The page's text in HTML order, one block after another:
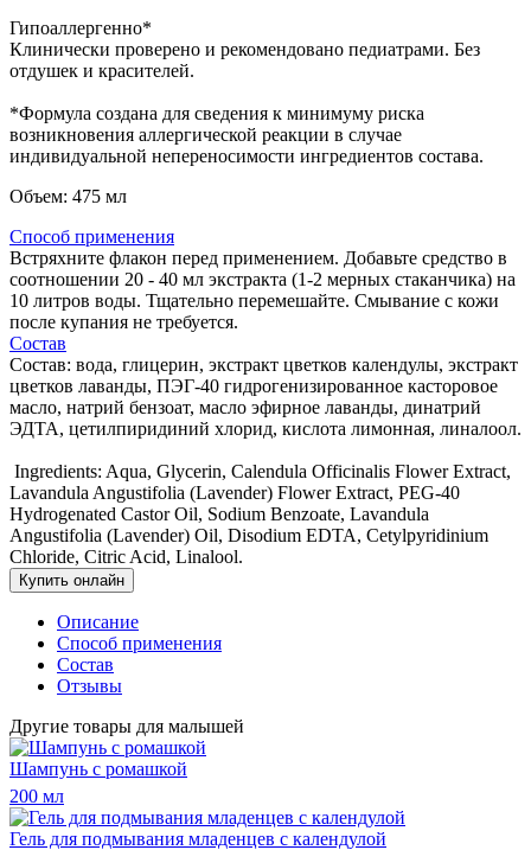
Гипоаллергенно*
Клинически проверено и рекомендовано педиатрами. Без
отдушек и красителей.
*Формула создана для сведения к минимуму риска
возникновения аллергической реакции в случае
индивидуальной непереносимости ингредиентов состава.
Объем: 475 мл
Способ применения
Встряхните флакон перед применением. Добавьте средство в
соотношении 20 - 40 мл экстракта (1-2 мерных стаканчика) на
10 литров воды. Тщательно перемешайте. Смывание с кожи
после купания не требуется.
Состав
Состав: вода, глицерин, экстракт цветков календулы, экстракт
цветков лаванды, ПЭГ-40 гидрогенизированное касторовое
масло, натрий бензоат, масло эфирное лаванды, динатрий
ЭДТА, цетилпиридиний хлорид, кислота лимонная, линалоол.
Ingredients: Aqua, Glycerin, Calendula Officinalis Flower Extract,
Lavandula Angustifolia (Lavender) Flower Extract, PEG-40
Hydrogenated Castor Oil, Sodium Benzoate, Lavandula
Angustifolia (Lavender) Oil, Disodium EDTA, Cetylpyridinium
Chloride, Citric Acid, Linalool.
Купить онлайн
Описание
Способ применения
Состав
Отзывы
Другие товары для малышей
Шампунь с ромашкой
200 мл
Гель для подмывания младенцев с календулой